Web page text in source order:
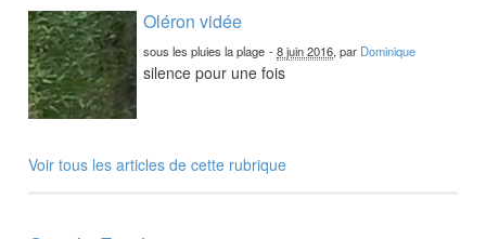
Oléron vidée
sous les pluies la plage -8 juin 2016, par Dominique
silence pour une fois
Voir tous les articles de cette rubrique